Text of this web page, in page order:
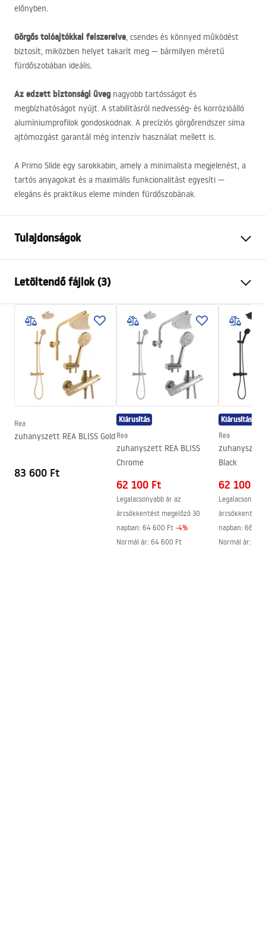
előnyben.
Görgős tolóajtókkal felszerelve, csendes és könnyed működést
biztosít, miközben helyet takarít meg — bármilyen méretű
fürdőszobában ideális.
Az edzett biztonsági üvegnagyobb tartósságot és
megbízhatóságot nyújt. A stabilitásról nedvesség- és korrózióálló
alumíniumprofilok gondoskodnak. A precíziós görgőrendszer sima
ajtómozgást garantál még intenzív használat mellett is.
A Primo Slide egy sarokkabin, amely a minimalista megjelenést, a
tartós anyagokat és a maximális funkcionalitást egyesíti —
elegáns és praktikus eleme minden fürdőszobának.
Tulajdonságok
Szín
Kabin típusa
Sarok
Az üveg színe
Átlátszó 4mm
A nyitás módja
Tolható
Széria
Primo
Összeszerelés
A zuhanytálcán vagy a padlón
Magasság
1900
A kabin iránya
Balos vagy jobbos
Garancia
nem
Letöltendő fájlok (3)
Warunki bezpieczeństwa
WARUNKI BEZPIECZENSTWA KABINY DRZWI
PARAWANY.pdf
Szerelési útmutató
Kabina Primo Slide.pdf
PRIMO SLIDE WITH SIDE PANEL.pdf
Rea
zuhanyszett REA BLISS Gold
83 600 Ft
Kiárusítás
Rea
zuhanyszett REA BLISS
Chrome
62 100 Ft
Legalacsonyabb ár az
árcsökkentést megelőző 30
napban: 64 600 Ft -4%
Normál ár: 64 600 Ft
Kiárusítás
Rea
zuhanyszett
Black
62 100 Ft
árcsökkentést
napban: 66
Normál ár: